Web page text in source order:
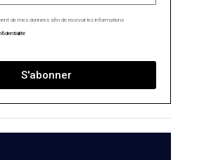
de mes données afin de recevoir les informations
S'abonner